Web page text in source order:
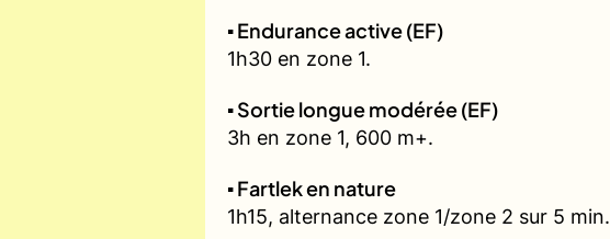
▪️ Endurance active (EF)
1h30 en zone 1.
▪️ Sortie longue modérée (EF)
3h en zone 1, 600 m+.
▪️ Fartlek en nature
1h15, alternance zone 1/zone 2 sur 5 min.